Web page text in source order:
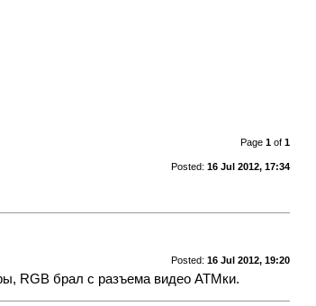
Page 1of 1
Posted: 16 Jul 2012, 17:34
Posted: 16 Jul 2012, 19:20
RGB брал с разъема видео АТМки.